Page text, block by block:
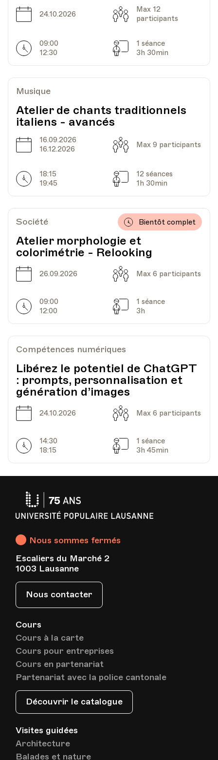
Date
24.10.2026 Capacité
Max 12
participants
Horarires
09:00
12:30
Séances
1 séance
3h 30min
Musique
Atelier de chants traditionnels
italiens - avancés
Date
16.09.2026
16.12.2026
Capacité
Max 9 participants
Horarires
18:15
19:45
Séances
12 séances
1h 30min
Société
Atelier morphologie et
colorimétrie - Relooking
Bientôt complet
Date
26.09.2026 Capacité
Max 6 participants
Horarires
09:00
12:00
Séances
1 séance
3h
Compétences numériques
Libérez le potentiel de ChatGPT
: prompts, personnalisation et
génération d’images
Date
24.10.2026 Capacité
Max 6 participants
Horarires
14:30
18:15
Séances
1 séance
3h 45min
Cours
Cours à la carte
Cours pour entreprises
Cours en partenariat
Partenariat avec la police cantonale
Découvrir le catalogue
Visites guidées
Architecture
Balades et nature
Nous sommes fermés
Escaliers du Marché 2
1003 Lausanne
Nous contacter